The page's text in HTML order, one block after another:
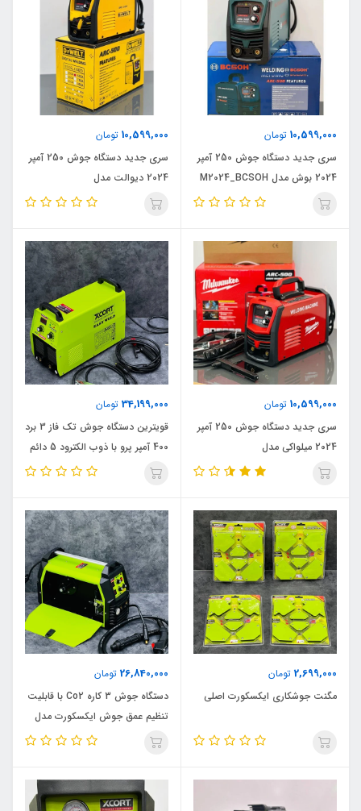
10,599,000 تومان
سری جدید دستگاه جوش 250 آمپر
2024 بوش مدل M2024_BCSOH
10,599,000 تومان
سری جدید دستگاه جوش 250 آمپر
2024 دیوالت مدل
M2024_DEWALT
10,599,000 تومان
سری جدید دستگاه جوش 250 آمپر
2024 میلواکی مدل
M2024_Milwaukee
34,199,000 تومان
قویترین دستگاه جوش تک فاز 3 برد
400 آمپر پرو با ذوب الکترود 5 دائم
و قابلیت تنظیم عمق جوش
2,699,000 تومان
مگنت جوشکاری ایکسکورت اصلی
26,840,000 تومان
دستگاه جوش 3 کاره Co2 با قابلیت
تنظیم عمق جوش ایکسکورت مدل
SIN_1 اصلی